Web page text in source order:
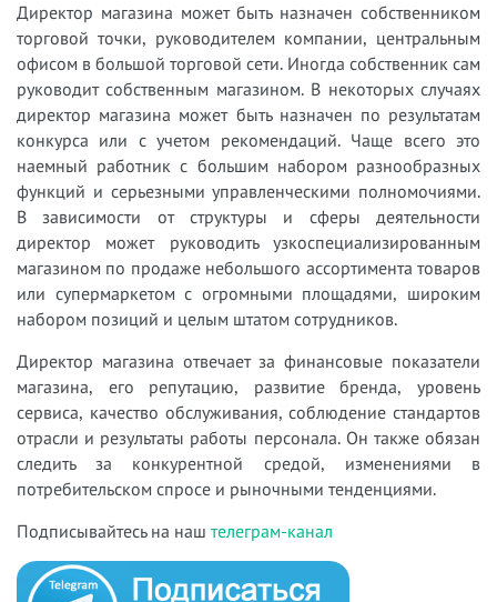
Директор магазина может быть назначен собственником
торговой точки, руководителем компании, центральным
офисом в большой торговой сети. Иногда собственник сам
руководит собственным магазином. В некоторых случаях
директор магазина может быть назначен по результатам
конкурса или с учетом рекомендаций. Чаще всего это
наемный работник с большим набором разнообразных
функций и серьезными управленческими полномочиями.
В зависимости от структуры и сферы деятельности
директор может руководить узкоспециализированным
магазином по продаже небольшого ассортимента товаров
или супермаркетом с огромными площадями, широким
набором позиций и целым штатом сотрудников.
Директор магазина отвечает за финансовые показатели
магазина, его репутацию, развитие бренда, уровень
сервиса, качество обслуживания, соблюдение стандартов
отрасли и результаты работы персонала. Он также обязан
следить за конкурентной средой, изменениями в
потребительском спросе и рыночными тенденциями.
Подписывайтесь на наш телеграм-канал